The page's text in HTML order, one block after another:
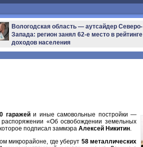
Вологодская область — аутсайдер Северо-
Запада: регион занял 62-е место в рейтинге
доходов населения
гаражейи иные самовольные постройки —
распоряжении «Об освобождении земельных
подписал заммэра Алексей Никитин.
микрорайоне, где уберут 58 металлических